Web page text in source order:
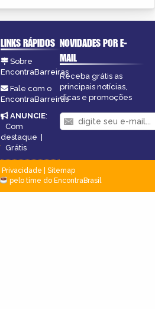
LINKS RÁPIDOS
Sobre
EncontraBarreiras
Fale com o
EncontraBarreiras
ANUNCIE:
Com
destaque |
Grátis
NOVIDADES POR E-
MAIL
Receba grátis as
principais notícias,
dicas e promoções
Privacidade
Sitemap
pelo time do EncontraBrasil